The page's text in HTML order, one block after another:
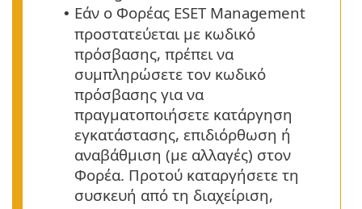
• Εάν ο Φορέας ESET Management
προστατεύεται με κωδικό
πρόσβασης, πρέπει να
συμπληρώσετε τον κωδικό
πρόσβασης για να
πραγματοποιήσετε κατάργηση
εγκατάστασης, επιδιόρθωση ή
αναβάθμιση (με αλλαγές) στον
Φορέα. Προτού καταργήσετε τη
συσκευή από τη διαχείριση,